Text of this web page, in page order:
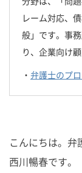
レーム対応、
般」です。事
り、企業向け
・ 弁護士のプ
こんにちは。
西川暢春です。